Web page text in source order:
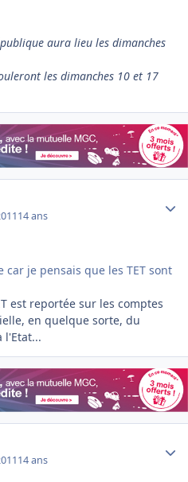
aura lieu les dimanches
les dimanches 10 et 17
14 ans
je pensais que les TET sont
est reportée sur les comptes
en quelque sorte, du
l'Etat...
14 ans